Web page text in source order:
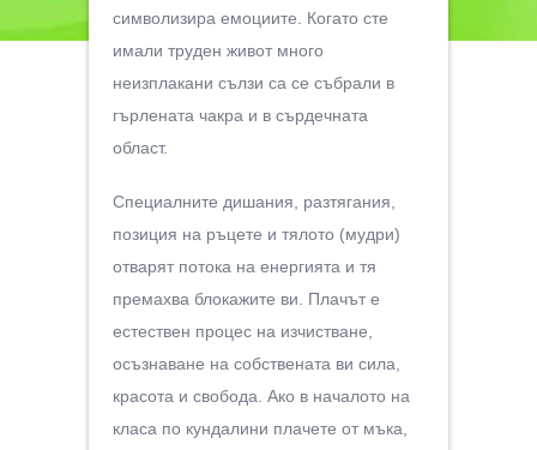
символизира емоциите. Когато сте
имали труден живот много
неизплакани сълзи са се събрали в
гърлената чакра и в сърдечната
област.
Специалните дишания, разтягания,
позиция на ръцете и тялото (мудри)
отварят потока на енергията и тя
премахва блокажите ви. Плачът е
естествен процес на изчистване,
осъзнаване на собствената ви сила,
красота и свобода. Ако в началото на
класа по кундалини плачете от мъка,